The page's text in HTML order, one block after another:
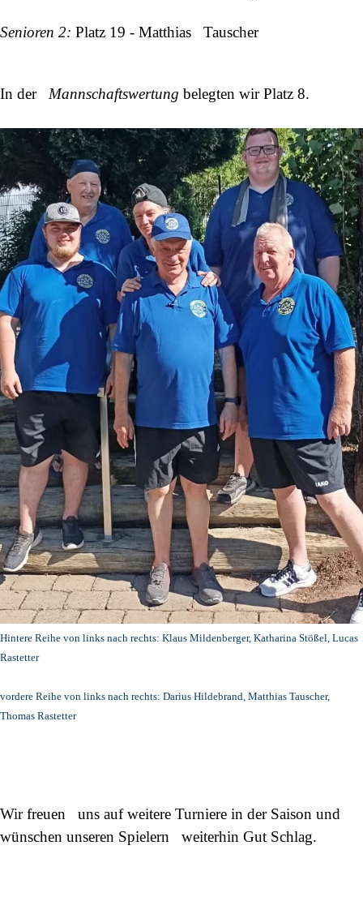
Senioren 2: Platz 19 - Matthias Tauscher
In der Mannschaftswertung belegten wir Platz 8.
Hintere Reihe von links nach rechts: Klaus Mildenberger, Katharina Stößel, Lucas
Rastetter
vordere Reihe von links nach rechts: Darius Hildebrand, Matthias Tauscher,
Thomas Rastetter
Wir freuen uns auf weitere Turniere in der Saison und
wünschen unseren Spielern weiterhin Gut Schlag.